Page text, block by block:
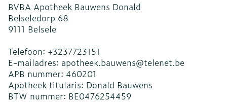
BVBA Apotheek Bauwens Donald
Belseledorp 68
9111 Belsele
Telefoon: +3237723151
E-mailadres: apotheek.bauwens@telenet.be
APB nummer: 460201
Apotheek titularis: Donald Bauwens
BTW nummer: BE0476254459